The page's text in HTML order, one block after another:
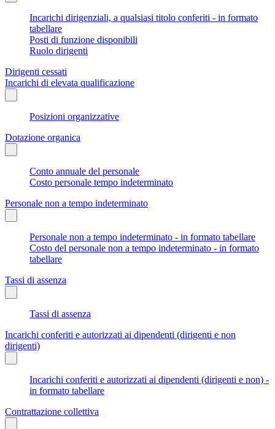
Incarichi dirigenziali, a qualsiasi titolo conferiti - in formato
tabellare
Posti di funzione disponibili
Ruolo dirigenti
Dirigenti cessati
Incarichi di elevata qualificazione
Posizioni organizzative
Dotazione organica
Conto annuale del personale
Costo personale tempo indeterminato
Personale non a tempo indeterminato
Personale non a tempo indeterminato - in formato tabellare
Costo del personale non a tempo indeterminato - in formato
tabellare
Tassi di assenza
Tassi di assenza
Incarichi conferiti e autorizzati ai dipendenti (dirigenti e non
dirigenti)
Incarichi conferiti e autorizzati ai dipendenti (dirigenti e non) -
in formato tabellare
Contrattazione collettiva